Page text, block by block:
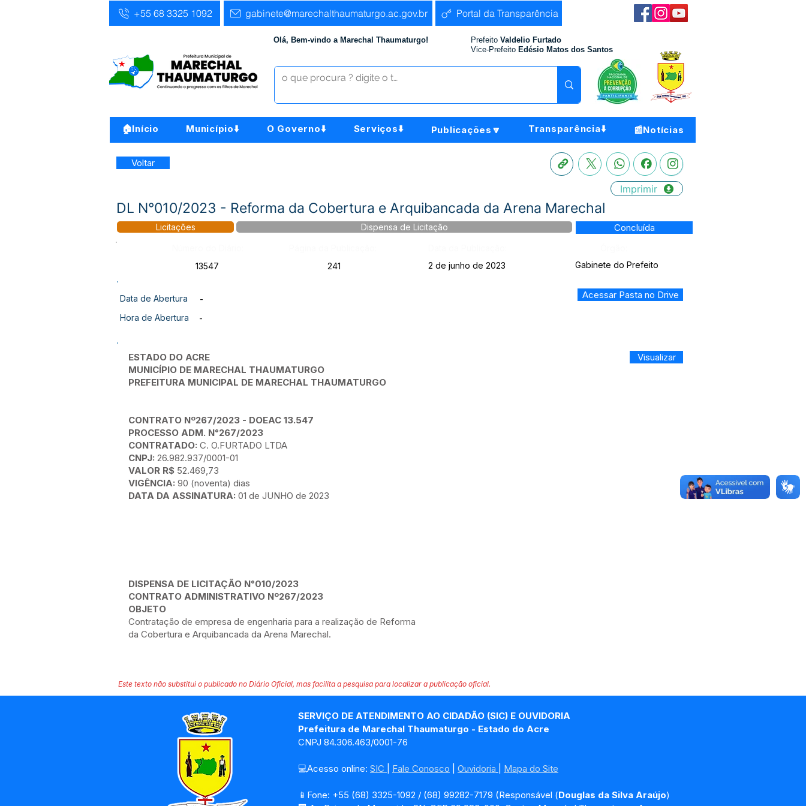
+55 68 3325 1092 gabinete@marechalthaumaturgo.ac.gov.br Portal da Transparência
Olá, Bem-vindo a Marechal Thaumaturgo! Prefeito Valdelio Furtado
Vice-Prefeito Edésio Matos dos Santos
🏠Início Município⬇️ O Governo⬇️ Serviços⬇️ Publicações🔽 Transparência⬇️ 📰Notícias
Voltar
Imprimir
DL N°010/2023 - Reforma da Cobertura e Arquibancada da Arena Marechal
Licitações Dispensa de Licitação Concluída
13547
241 2 de junho de 2023 Gabinete do Prefeito
Data de Abertura
-
Hora de Abertura
-
Acessar Pasta no Drive
ESTADO DO ACRE
MUNICÍPIO DE MARECHAL THAUMATURGO
PREFEITURA MUNICIPAL DE MARECHAL THAUMATURGO
CONTRATO Nº267/2023 - DOEAC 13.547
PROCESSO ADM. N°267/2023
CONTRATADO: C. O.FURTADO LTDA
CNPJ: 26.982.937/0001-01
VALOR R$ 52.469,73
VIGÊNCIA: 90 (noventa) dias
DATA DA ASSINATURA: 01 de JUNHO de 2023
DISPENSA DE LICITAÇÃO N°010/2023
CONTRATO ADMINISTRATIVO Nº267/2023
OBJETO
Contratação de empresa de engenharia para a realização de Reforma
da Cobertura e Arquibancada da Arena Marechal.
Visualizar
Este texto não substitui o publicado no Diário Oficial, mas facilita a pesquisa para localizar a publicação oficial.
SERVIÇO DE ATENDIMENTO AO CIDADÃO (SIC) E OUVIDORIA
Prefeitura de Marechal Thaumaturgo - Estado do Acre
CNPJ 84.306.463/0001-76
💻Acesso online: SIC Fale Conosco Ouvidoria Mapa do Site
📱Fone: +55 (68) 3325-1092 / (68) 99282-7179 (Responsável (Douglas da Silva Araújo)